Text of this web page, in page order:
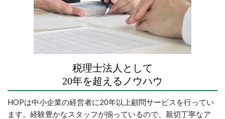
税理士法人として
20年を超えるノウハウ
HOPは中小企業の経営者に20年以上顧問サービスを行ってい
ます。 経験豊かなスタッフが揃っているので、親切丁寧なア